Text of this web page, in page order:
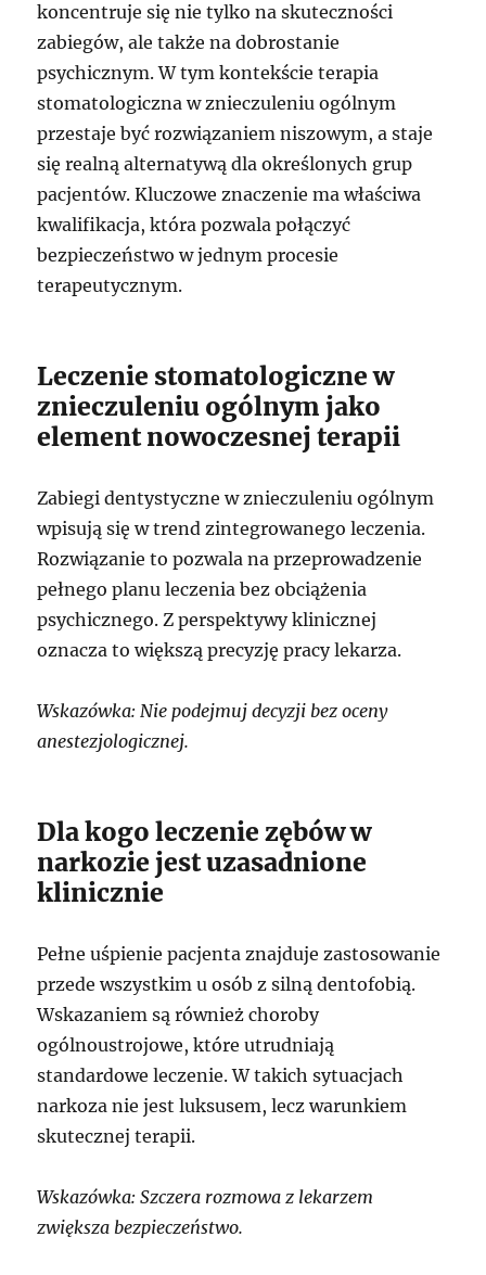
koncentruje się nie tylko na skuteczności
zabiegów, ale także na dobrostanie
psychicznym. W tym kontekście terapia
stomatologiczna w znieczuleniu ogólnym
przestaje być rozwiązaniem niszowym, a staje
się realną alternatywą dla określonych grup
pacjentów. Kluczowe znaczenie ma właściwa
kwalifikacja, która pozwala połączyć
bezpieczeństwo w jednym procesie
terapeutycznym.
Leczenie stomatologiczne w
znieczuleniu ogólnym jako
element nowoczesnej terapii
Zabiegi dentystyczne w znieczuleniu ogólnym
wpisują się w trend zintegrowanego leczenia.
Rozwiązanie to pozwala na przeprowadzenie
pełnego planu leczenia bez obciążenia
psychicznego. Z perspektywy klinicznej
oznacza to większą precyzję pracy lekarza.
Wskazówka: Nie podejmuj decyzji bez oceny
anestezjologicznej.
Dla kogo leczenie zębów w
narkozie jest uzasadnione
klinicznie
Pełne uśpienie pacjenta znajduje zastosowanie
przede wszystkim u osób z silną dentofobią.
Wskazaniem są również choroby
ogólnoustrojowe, które utrudniają
standardowe leczenie. W takich sytuacjach
narkoza nie jest luksusem, lecz warunkiem
skutecznej terapii.
Wskazówka: Szczera rozmowa z lekarzem
zwiększa bezpieczeństwo.